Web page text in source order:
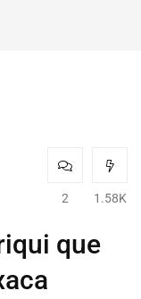
2 1.58K
que